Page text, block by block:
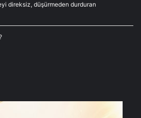
direksiz, düşürmeden durduran